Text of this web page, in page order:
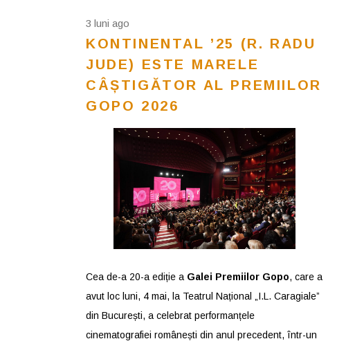
3 luni ago
KONTINENTAL ’25 (R. RADU
JUDE) ESTE MARELE
CÂȘTIGĂTOR AL PREMIILOR
GOPO 2026
Cea de-a 20-a ediție a Galei Premiilor Gopo, care a
avut loc luni, 4 mai, la Teatrul Național „I.L. Caragiale”
din București, a celebrat performanțele
cinematografiei românești din anul precedent, într-un